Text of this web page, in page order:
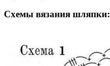
Схемы вязания шляпки: